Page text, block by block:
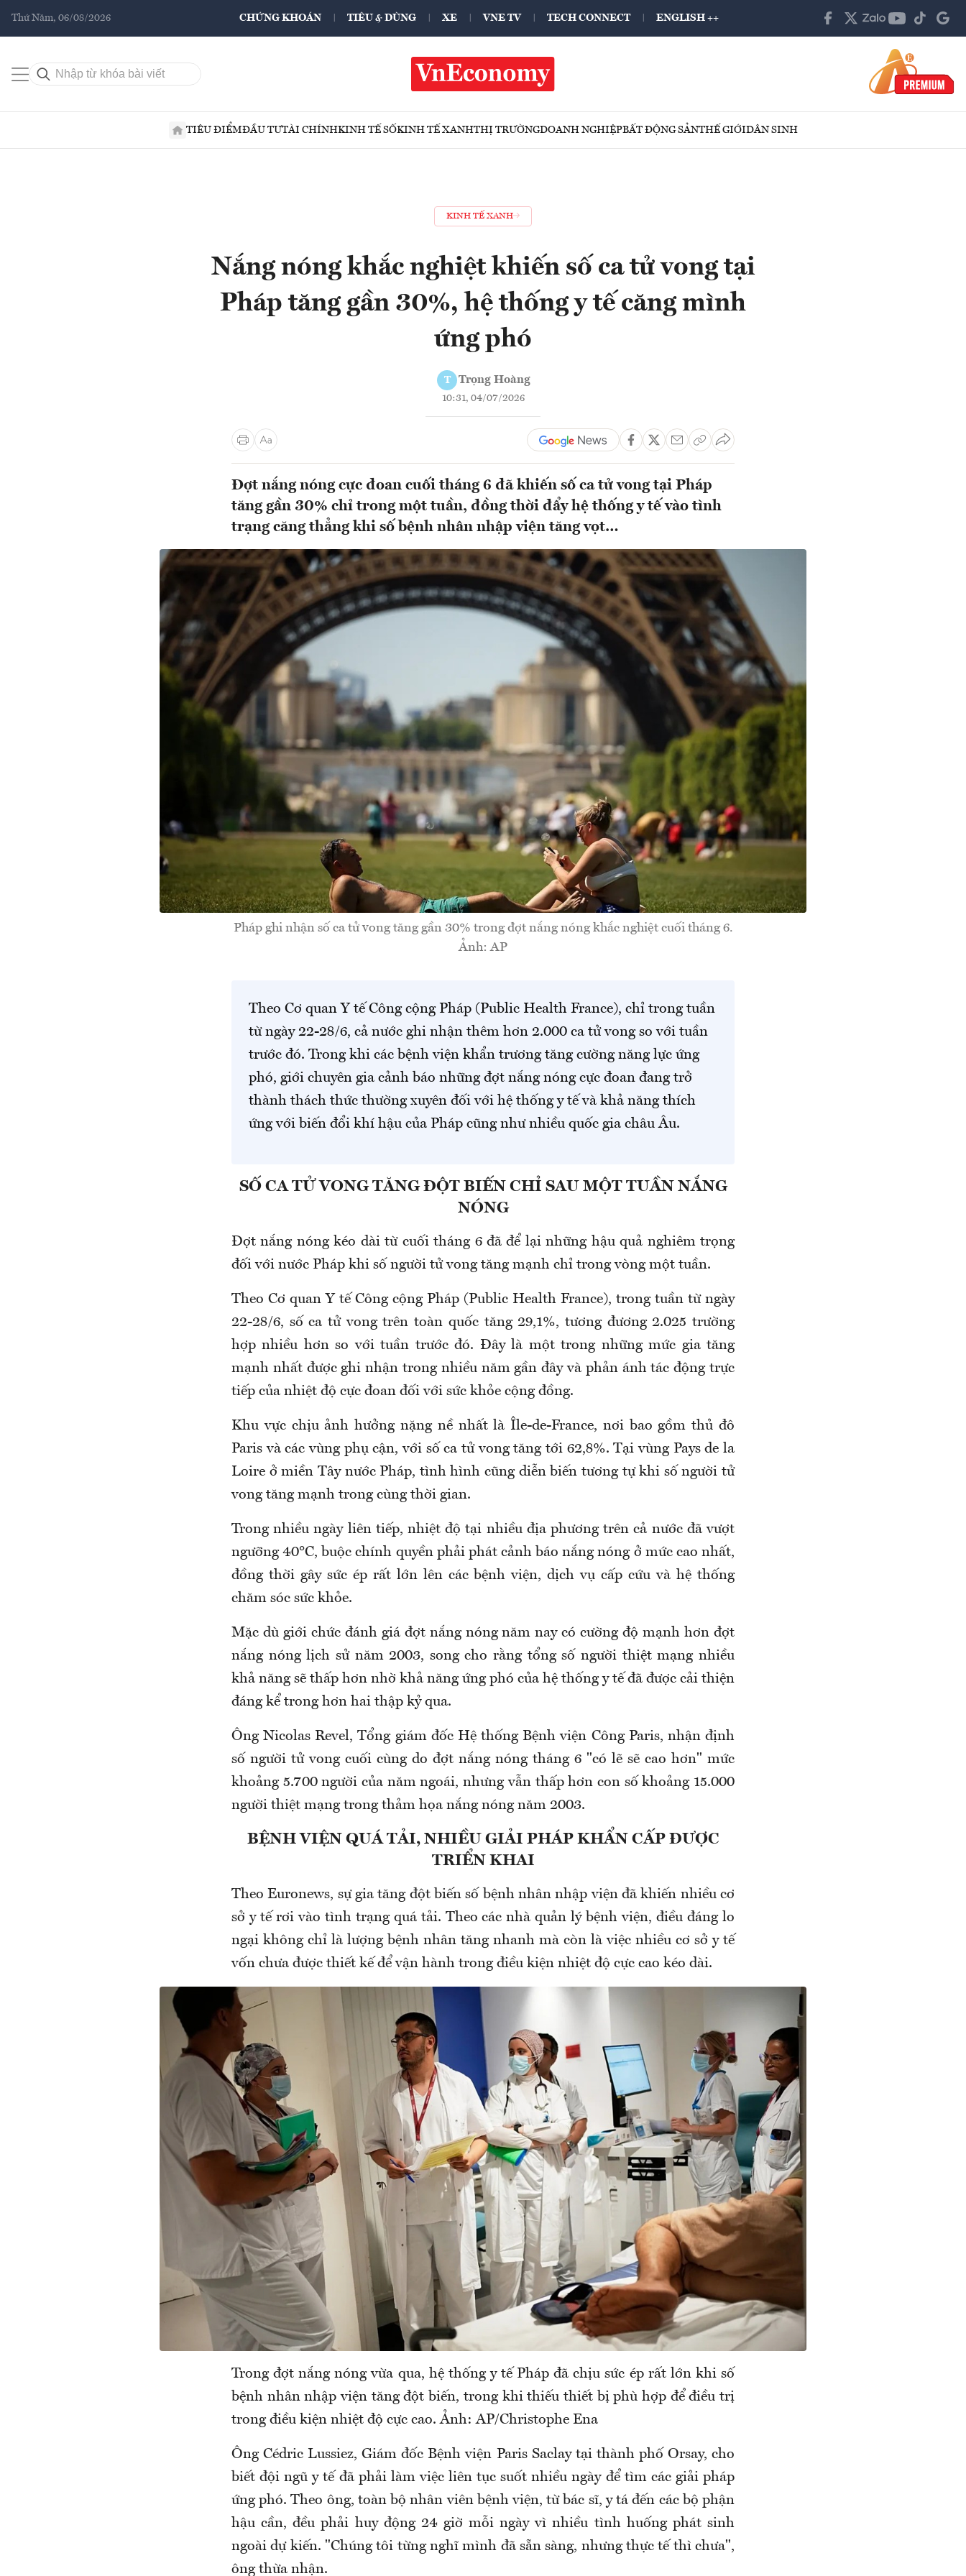
Thứ Năm, 06/08/2026 CHỨNG KHOÁN TIÊU & DÙNG XE VNE TV TECH CONNECT ENGLISH ++
TIÊU ĐIỂMĐẦU TƯTÀI CHÍNHKINH TẾ SỐKINH TẾ XANHTHỊ TRƯỜNGDOANH NGHIỆPBẤT ĐỘNG SẢNTHẾ GIỚIDÂN SINH
KINH TẾ XANH
Nắng nóng khắc nghiệt khiến số ca tử vong tại
Pháp tăng gần 30%, hệ thống y tế căng mình
ứng phó
T Trọng Hoàng
10:31, 04/07/2026
Đợt nắng nóng cực đoan cuối tháng 6 đã khiến số ca tử vong tại Pháp
tăng gần 30% chỉ trong một tuần, đồng thời đẩy hệ thống y tế vào tình
trạng căng thẳng khi số bệnh nhân nhập viện tăng vọt…
Pháp ghi nhận số ca tử vong tăng gần 30% trong đợt nắng nóng khắc nghiệt cuối tháng 6.
Ảnh: AP
Theo Cơ quan Y tế Công cộng Pháp (Public Health France), chỉ trong tuần
từ ngày 22-28/6, cả nước ghi nhận thêm hơn 2.000 ca tử vong so với tuần
trước đó. Trong khi các bệnh viện khẩn trương tăng cường năng lực ứng
phó, giới chuyên gia cảnh báo những đợt nắng nóng cực đoan đang trở
thành thách thức thường xuyên đối với hệ thống y tế và khả năng thích
ứng với biến đổi khí hậu của Pháp cũng như nhiều quốc gia châu Âu.
SỐ CA TỬ VONG TĂNG ĐỘT BIẾN CHỈ SAU MỘT TUẦN NẮNG
NÓNG
Đợt nắng nóng kéo dài từ cuối tháng 6 đã để lại những hậu quả nghiêm trọng
đối với nước Pháp khi số người tử vong tăng mạnh chỉ trong vòng một tuần.
Theo Cơ quan Y tế Công cộng Pháp (Public Health France), trong tuần từ ngày
22-28/6, số ca tử vong trên toàn quốc tăng 29,1%, tương đương 2.025 trường
hợp nhiều hơn so với tuần trước đó. Đây là một trong những mức gia tăng
mạnh nhất được ghi nhận trong nhiều năm gần đây và phản ánh tác động trực
tiếp của nhiệt độ cực đoan đối với sức khỏe cộng đồng.
Khu vực chịu ảnh hưởng nặng nề nhất là Île-de-France, nơi bao gồm thủ đô
Paris và các vùng phụ cận, với số ca tử vong tăng tới 62,8%. Tại vùng Pays de la
Loire ở miền Tây nước Pháp, tình hình cũng diễn biến tương tự khi số người tử
vong tăng mạnh trong cùng thời gian.
Trong nhiều ngày liên tiếp, nhiệt độ tại nhiều địa phương trên cả nước đã vượt
ngưỡng 40°C, buộc chính quyền phải phát cảnh báo nắng nóng ở mức cao nhất,
đồng thời gây sức ép rất lớn lên các bệnh viện, dịch vụ cấp cứu và hệ thống
chăm sóc sức khỏe.
Mặc dù giới chức đánh giá đợt nắng nóng năm nay có cường độ mạnh hơn đợt
nắng nóng lịch sử năm 2003, song cho rằng tổng số người thiệt mạng nhiều
khả năng sẽ thấp hơn nhờ khả năng ứng phó của hệ thống y tế đã được cải thiện
đáng kể trong hơn hai thập kỷ qua.
Ông Nicolas Revel, Tổng giám đốc Hệ thống Bệnh viện Công Paris, nhận định
số người tử vong cuối cùng do đợt nắng nóng tháng 6 "có lẽ sẽ cao hơn" mức
khoảng 5.700 người của năm ngoái, nhưng vẫn thấp hơn con số khoảng 15.000
người thiệt mạng trong thảm họa nắng nóng năm 2003.
BỆNH VIỆN QUÁ TẢI, NHIỀU GIẢI PHÁP KHẨN CẤP ĐƯỢC
TRIỂN KHAI
Theo Euronews, sự gia tăng đột biến số bệnh nhân nhập viện đã khiến nhiều cơ
sở y tế rơi vào tình trạng quá tải. Theo các nhà quản lý bệnh viện, điều đáng lo
ngại không chỉ là lượng bệnh nhân tăng nhanh mà còn là việc nhiều cơ sở y tế
vốn chưa được thiết kế để vận hành trong điều kiện nhiệt độ cực cao kéo dài.
Trong đợt nắng nóng vừa qua, hệ thống y tế Pháp đã chịu sức ép rất lớn khi số
bệnh nhân nhập viện tăng đột biến, trong khi thiếu thiết bị phù hợp để điều trị
trong điều kiện nhiệt độ cực cao. Ảnh: AP/Christophe Ena
Ông Cédric Lussiez, Giám đốc Bệnh viện Paris Saclay tại thành phố Orsay, cho
biết đội ngũ y tế đã phải làm việc liên tục suốt nhiều ngày để tìm các giải pháp
ứng phó. Theo ông, toàn bộ nhân viên bệnh viện, từ bác sĩ, y tá đến các bộ phận
hậu cần, đều phải huy động 24 giờ mỗi ngày vì nhiều tình huống phát sinh
ngoài dự kiến. "Chúng tôi từng nghĩ mình đã sẵn sàng, nhưng thực tế thì chưa",
ông thừa nhận.